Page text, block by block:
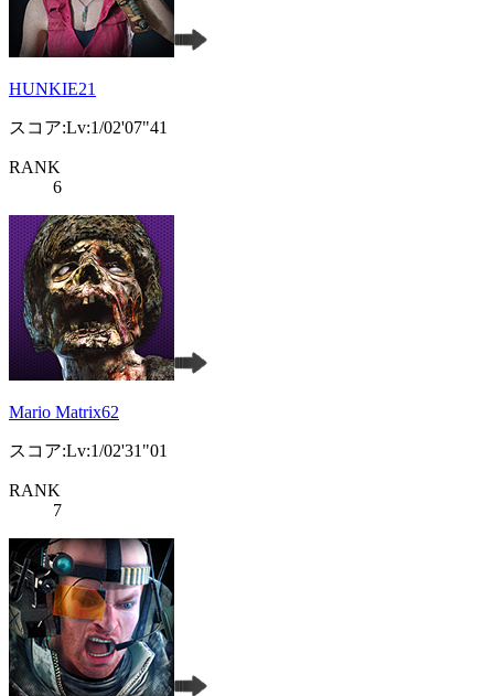
HUNKIE21
スコア:Lv:1/02'07"41
RANK
6
Mario Matrix62
スコア:Lv:1/02'31"01
RANK
7